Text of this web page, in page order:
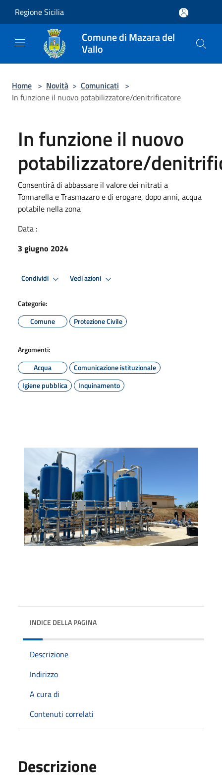
Regione Sicilia
Comune di Mazara del
Vallo
Home > Novità > Comunicati >
In funzione il nuovo potabilizzatore/denitrificatore
In funzione il nuovo
potabilizzatore/
Consentirà di abbassare il valore dei nitrati a
Tonnarella e Trasmazaro e di erogare, dopo anni, acqua
potabile nella zona
Data :
3 giugno 2024
Condividi Vedi azioni
Categorie:
Comune
Protezione Civile
Argomenti:
Acqua
Comunicazione istituzionale
Igiene pubblica
Inquinamento
INDICE DELLA PAGINA
Descrizione
Indirizzo
A cura di
Contenuti correlati
Descrizione